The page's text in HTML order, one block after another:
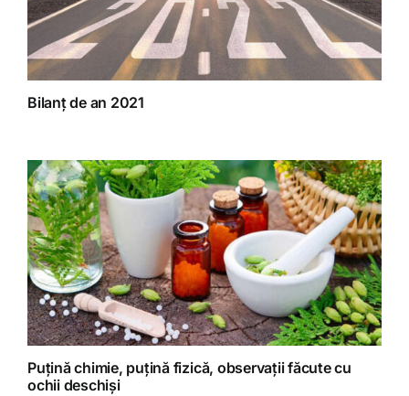
Bilanț de an 2021
Puțină chimie, puțină fizică, observații făcute cu
ochii deschiși